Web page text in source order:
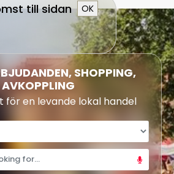
SHOPPING,
AVKOPPLING
för en levande lokal handel
till sidan OK